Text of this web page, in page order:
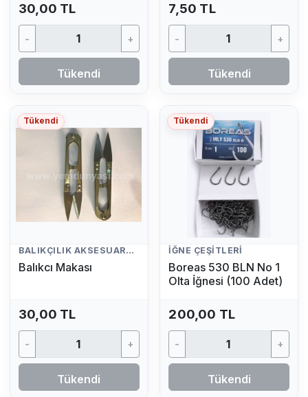
30,00 TL
- +
Tükendi
7,50 TL
- +
Tükendi
Tükendi
BALIKÇILIK AKSESUARLARI
Balıkcı Makası
30,00 TL
- +
Tükendi
Tükendi
İĞNE ÇEŞITLERI
Boreas 530 BLN No 1
Olta İğnesi (100 Adet)
200,00 TL
- +
Tükendi